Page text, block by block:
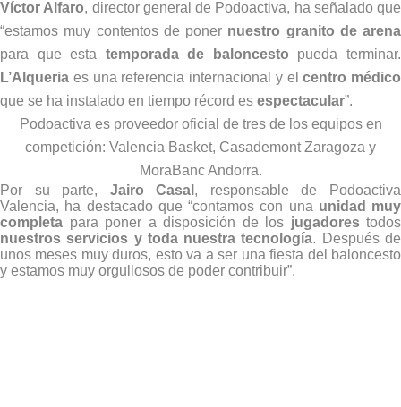
Víctor Alfaro, director general de Podoactiva, ha señalado que
“estamos muy contentos de poner nuestro granito de arena
para que esta temporada de baloncesto pueda terminar.
L’Alqueria es una referencia internacional y elcentro médico
que se ha instalado en tiempo récord es espectacular”.
Podoactiva es proveedor oficial de tres de los equipos en
competición: Valencia Basket, Casademont Zaragoza y
MoraBanc Andorra.
Por su parte, Jairo Casal , responsable de Podoactiva
Valencia, ha destacado que “contamos con una unidad muy
completa para poner a disposición de los jugadorestodos
nuestros servicios y toda nuestra tecnología. Después de
unos meses muy duros, esto va a ser una fiesta del baloncesto
y estamos muy orgullosos de poder contribuir”.